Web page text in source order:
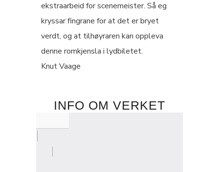
ekstraarbeid for scenemeister. Så eg
kryssar fingrane for at det er bryet
verdt, og at tilhøyraren kan oppleva
denne romkjensla i lydbiletet.
Knut Vaage
INFO OM VERKET